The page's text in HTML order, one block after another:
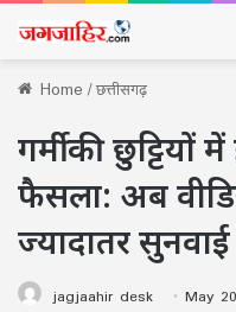
Home/छत्तीसगढ़
गर्मी की छुट्टियों
फैसला: अब
ज्यादातर सुनवाई
jagjaahir desk May